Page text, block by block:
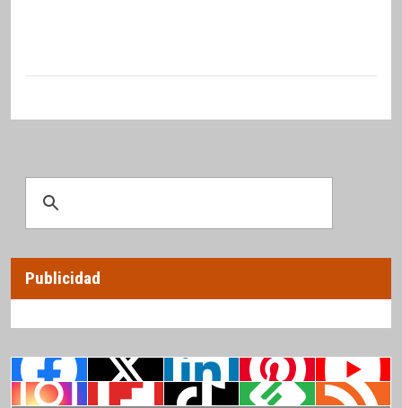
Publicidad